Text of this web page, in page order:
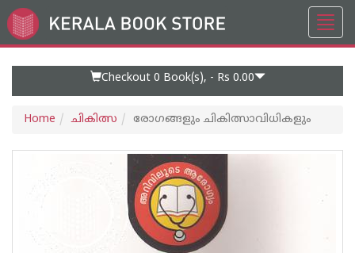
Go
to
Checkout 0 Book(s), - Rs 0.00
Home ചികിത്സ രോഗങ്ങളും ചികിത്സാവിധികളും